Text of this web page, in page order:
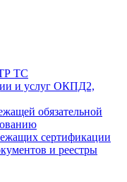
ТС
и услуг ОКПД2,
обязательной
сертификации
и реестры